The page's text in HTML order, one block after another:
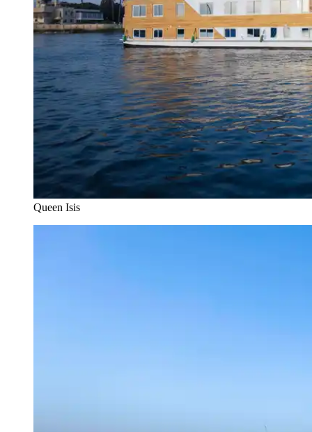
Queen Isis